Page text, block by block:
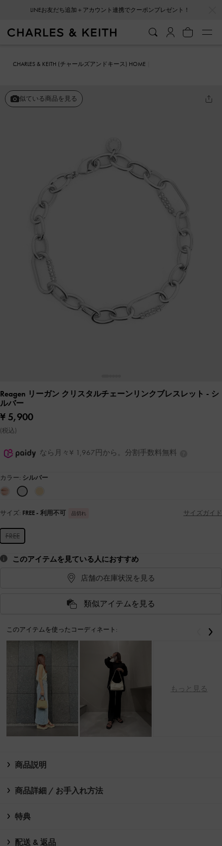
LINEお友だち追加＋アカウント連携でクーポンプレゼント！
CHARLES & KEITH (チャールズアンドキース) HOME
似ている商品を見る
Reagen リーガン クリスタルチェーンリンクブレスレット - シ
ルバー
¥ 5,900
(税込)
なら月々¥ 1,967円から。分割手数料無料
カラー: シルバー
サイズ: FREE - 利用不可 品切れ サイズガイド
FREE
このアイテムを見ている人におすすめ
店舗の在庫状況を見る
類似アイテムを見る
このアイテムを使ったコーディネート:
もっと見る
戻る
商品説明
商品詳細 / お手入れ方法
特典
配送 & 返品